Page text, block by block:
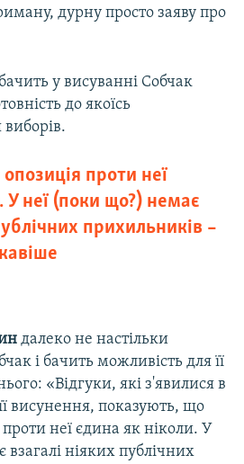
дурну просто заяву про
у висуванні Собчак
до якоїсь
виборів.
проти неї
У неї (поки що?) немає
прихильників –
далеко не настільки
і бачить можливість для її
«Відгуки, які з'явилися в
висунення, показують, що
проти неї єдина як ніколи. У
ніяких публічних